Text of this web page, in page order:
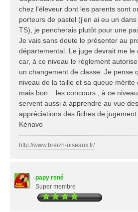
chez l'éleveur dont les parents sont
porteurs de pastel (j'en ai eu un
TS), je pencherais plutôt pour une
Je vais sans doute le présenter au
départemental. Le juge devrait me le
car, à ce niveau le règlement
un changement de classe. Je pense
niveau de la taille et sa queue mérite
mais bon... les concours , à ce
servent aussi à apprendre au vue
appréciations des fiches de jugement.
Kénavo
http://www.breizh-oiseaux.fr/
papy rené
Super membre